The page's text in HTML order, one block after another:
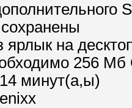
ярлык на
256
минут(а,ы)